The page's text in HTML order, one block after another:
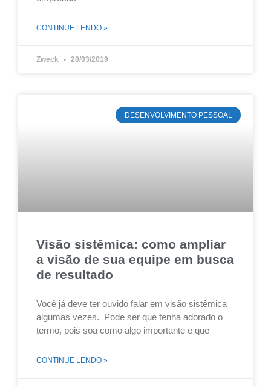
CONTINUE LENDO »
Zweck 20/03/2019
DESENVOLVIMENTO PESSOAL
Visão sistêmica: como ampliar
a visão de sua equipe em busca
de resultado
Você já deve ter ouvido falar em visão sistêmica
algumas vezes. Pode ser que tenha adorado o
termo, pois soa como algo importante e que
CONTINUE LENDO »